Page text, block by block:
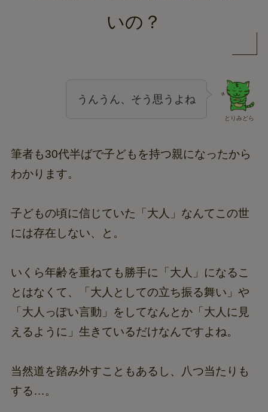
いの？
とりみどら
うんうん、そう思うよね
筆者も30代半ばで子どもを持つ親になったから
わかります。
子どもの頃に信じていた「大人」なんてこの世
には存在しない、と。
いくら年齢を重ねても勝手に「大人」になるこ
とはなくて、「大人としての立ち振る舞い」や
「大人っぽい言動」をしてなんとか「大人に見
えるように」生きているだけなんですよね。
当然道を踏み外すこともあるし、八つ当たりも
する…。